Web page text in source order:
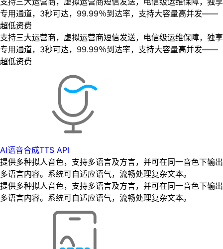
专用通道，3秒可达，99.99％到达率，支持大容量高并发——
超低资费
支持三大运营商，虚拟运营商短信发送，电信级运维保障，独享
专用通道，3秒可达，99.99％到达率，支持大容量高并发——
超低资费
AI语音合成TTS API
提供多种拟人音色，支持多语言及方言，并可在同一音色下输出
多语言内容。系统可自适应语气，流畅处理复杂文本。
提供多种拟人音色，支持多语言及方言，并可在同一音色下输出
多语言内容。系统可自适应语气，流畅处理复杂文本。